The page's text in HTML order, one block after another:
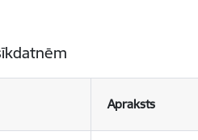
Apraksts